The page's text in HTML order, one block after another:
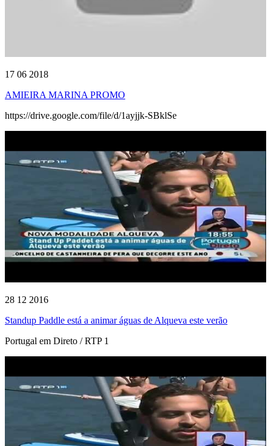
17 06 2018
AMIEIRA MARINA PROMO
https://drive.google.com/file/d/1ayjjk-SBklSe
28 12 2016
Standup Paddle está a animar águas de Alqueva este verão
Portugal em Direto / RTP 1